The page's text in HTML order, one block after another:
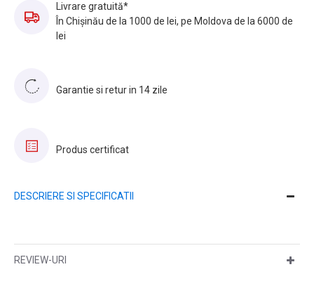
Livrare gratuită*
În Chișinău de la 1000 de lei, pe Moldova de la 6000 de
lei
Garantie si retur in 14 zile
Produs certificat
DESCRIERE SI SPECIFICATII
REVIEW-URI